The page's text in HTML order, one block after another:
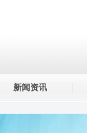
新闻资讯